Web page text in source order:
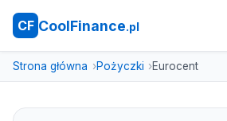
CF CoolFinance.pl
Strona główna Pożyczki Eurocent